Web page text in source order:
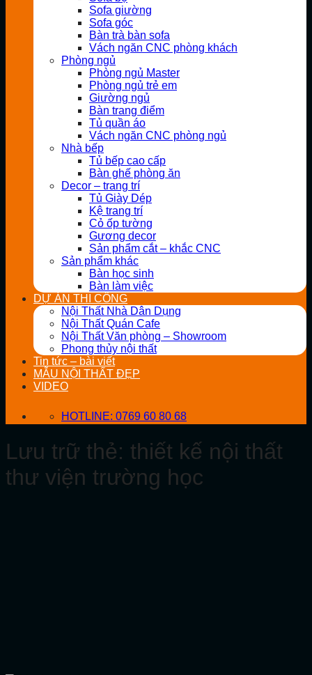
Sofa giường
Sofa góc
Bàn trà bàn sofa
Vách ngăn CNC phòng khách
Phòng ngủ
Phòng ngủ Master
Phòng ngủ trẻ em
Giường ngủ
Bàn trang điểm
Tủ quần áo
Vách ngăn CNC phòng ngủ
Nhà bếp
Tủ bếp cao cấp
Bàn ghế phòng ăn
Decor – trang trí
Tủ Giày Dép
Kệ trang trí
Cỏ ốp tường
Gương decor
Sản phẩm cắt – khắc CNC
Sản phẩm khác
Bàn học sinh
Bàn làm việc
DỰ ÁN THI CÔNG
Nội Thất Nhà Dân Dụng
Nội Thất Quán Cafe
Nội Thất Văn phòng – Showroom
Phong thủy nội thất
Tin tức – bài viết
MẪU NỘI THẤT ĐẸP
VIDEO
HOTLINE: 0769 60 80 68
Lưu trữ thẻ: thiết kế nội thất
thư viện trường học